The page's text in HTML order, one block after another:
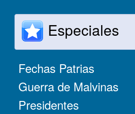
Especiales
Fechas Patrias
Guerra de Malvinas
Presidentes